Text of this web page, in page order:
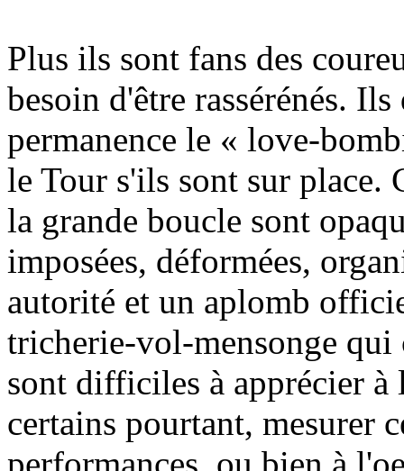
Plus ils sont fans des
besoin d'être rassérénés.
permanence le « love-
le Tour s'ils sont sur place.
la grande boucle sont
imposées, déformées,
autorité et un aplomb
tricherie-vol-mensonge
sont difficiles à apprécier à
certains pourtant, mesurer